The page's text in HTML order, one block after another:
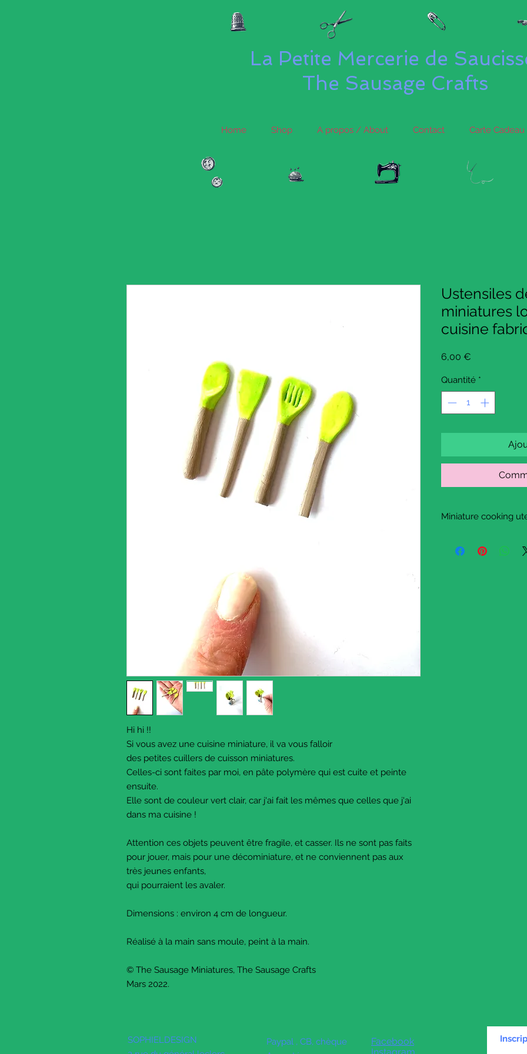
La Petite Mercerie de
The Sausage Crafts
Home Shop A propos / About Contact Carte
Hi hi !!
Si vous avez une cuisine miniature, il va vous falloir
des petites cuillers de cuisson miniatures.
Celles-ci sont faites par moi, en pâte polymère qui est cuite et peinte
ensuite.
Elle sont de couleur vert clair, car j'ai fait les mêmes que celles que j'ai
dans ma cuisine !
Attention ces objets peuvent être fragile, et casser. Ils ne sont pas faits
pour jouer, mais pour une décominiature, et ne conviennent pas aux
très jeunes enfants,
qui pourraient les avaler.
Dimensions : environ 4 cm de longueur.
Réalisé à la main sans moule, peint à la main.
© The Sausage Miniatures, The Sausage Crafts
Mars 2022.
Ustensiles
miniatures
cuisine
6,00 €
Quantité *
Miniature cooking
these !
SOPHIELDESIGN
Paypal , CB, chèque
Facebook